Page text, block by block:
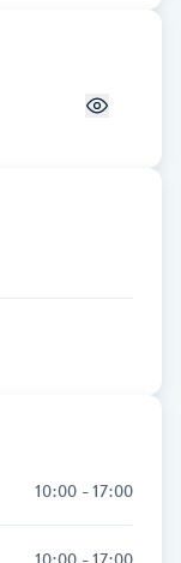
10:00 - 17:00
10:00 - 17:00